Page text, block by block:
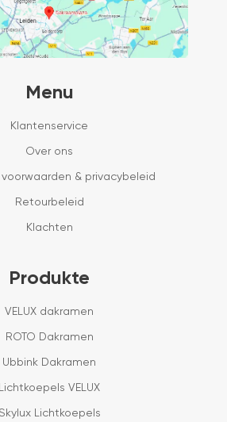
Menu
Klantenservice
Over ons
& privacybeleid
Retourbeleid
Klachten
Produkte
VELUX dakramen
ROTO Dakramen
Ubbink Dakramen
Lichtkoepels VELUX
Skylux Lichtkoepels